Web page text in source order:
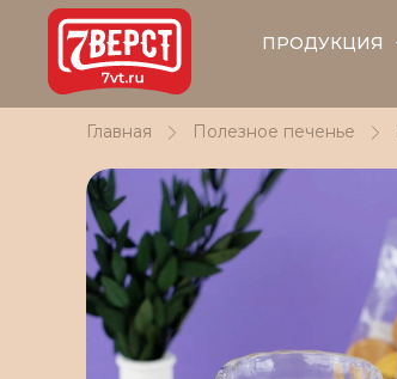
ПРОДУКЦИЯ
Главная Полезное печенье